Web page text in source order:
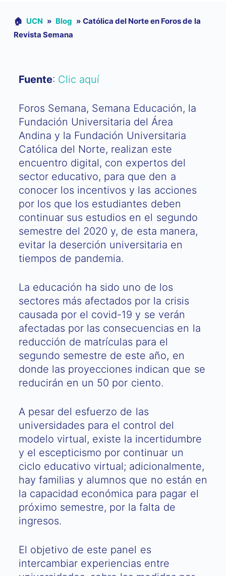
🏠︎ UCN » Blog » Católica del Norte en Foros de la
Revista Semana
Fuente: Clic aquí
Foros Semana, Semana Educación, la
Fundación Universitaria del Área
Andina y la Fundación Universitaria
Católica del Norte, realizan este
encuentro digital, con expertos del
sector educativo, para que den a
conocer los incentivos y las acciones
por los que los estudiantes deben
continuar sus estudios en el segundo
semestre del 2020 y, de esta manera,
evitar la deserción universitaria en
tiempos de pandemia.
La educación ha sido uno de los
sectores más afectados por la crisis
causada por el covid-19 y se verán
afectadas por las consecuencias en la
reducción de matrículas para el
segundo semestre de este año, en
donde las proyecciones indican que se
reducirán en un 50 por ciento.
A pesar del esfuerzo de las
universidades para el control del
modelo virtual, existe la incertidumbre
y el escepticismo por continuar un
ciclo educativo virtual; adicionalmente,
hay familias y alumnos que no están en
la capacidad económica para pagar el
próximo semestre, por la falta de
ingresos.
El objetivo de este panel es
intercambiar experiencias entre